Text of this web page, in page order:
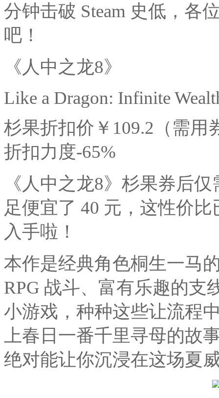
分钟击破 Steam 史低，各
吧！
《人中之龙8》
Like a Dragon: Infinite
杉果折扣价￥109.2（需用
折扣力度-65%
《人中之龙8》杉果券后
足便宜了 40 元，这性价
入手啦！
本作是经典角色桐生一马
RPG 战斗、富有乐趣的支
小游戏，种种这些让流程
上春日一番千里寻母的故
绝对能让你沉浸在这场夏